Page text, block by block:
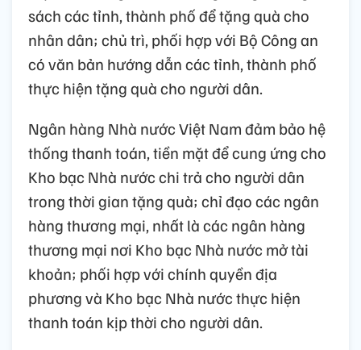
sách các tỉnh, thành phố để tặng quà cho
nhân dân; chủ trì, phối hợp với Bộ Công an
có văn bản hướng dẫn các tỉnh, thành phố
thực hiện tặng quà cho người dân.
Ngân hàng Nhà nước Việt Nam đảm bảo hệ
thống thanh toán, tiền mặt để cung ứng cho
Kho bạc Nhà nước chi trả cho người dân
trong thời gian tặng quà; chỉ đạo các ngân
hàng thương mại, nhất là các ngân hàng
thương mại nơi Kho bạc Nhà nước mở tài
khoản; phối hợp với chính quyền địa
phương và Kho bạc Nhà nước thực hiện
thanh toán kịp thời cho người dân.